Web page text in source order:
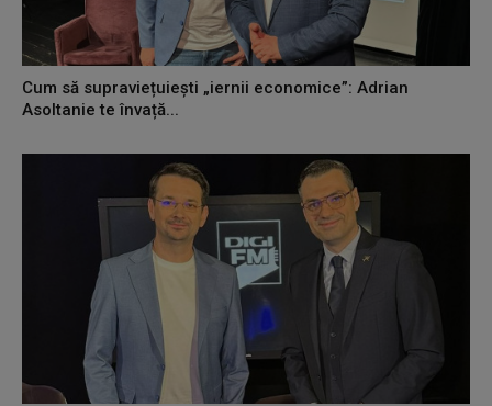
Cum să supraviețuiești „iernii economice”: Adrian
Asoltanie te învață...